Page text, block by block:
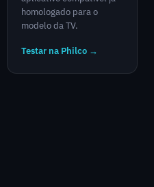
homologado para o
modelo da TV.
Testar na Philco →